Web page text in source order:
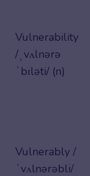
Vulnerability
/ˌvʌlnərə
ˈbɪləti/ (n)
Vulnerably /
ˈvʌlnərəbli/